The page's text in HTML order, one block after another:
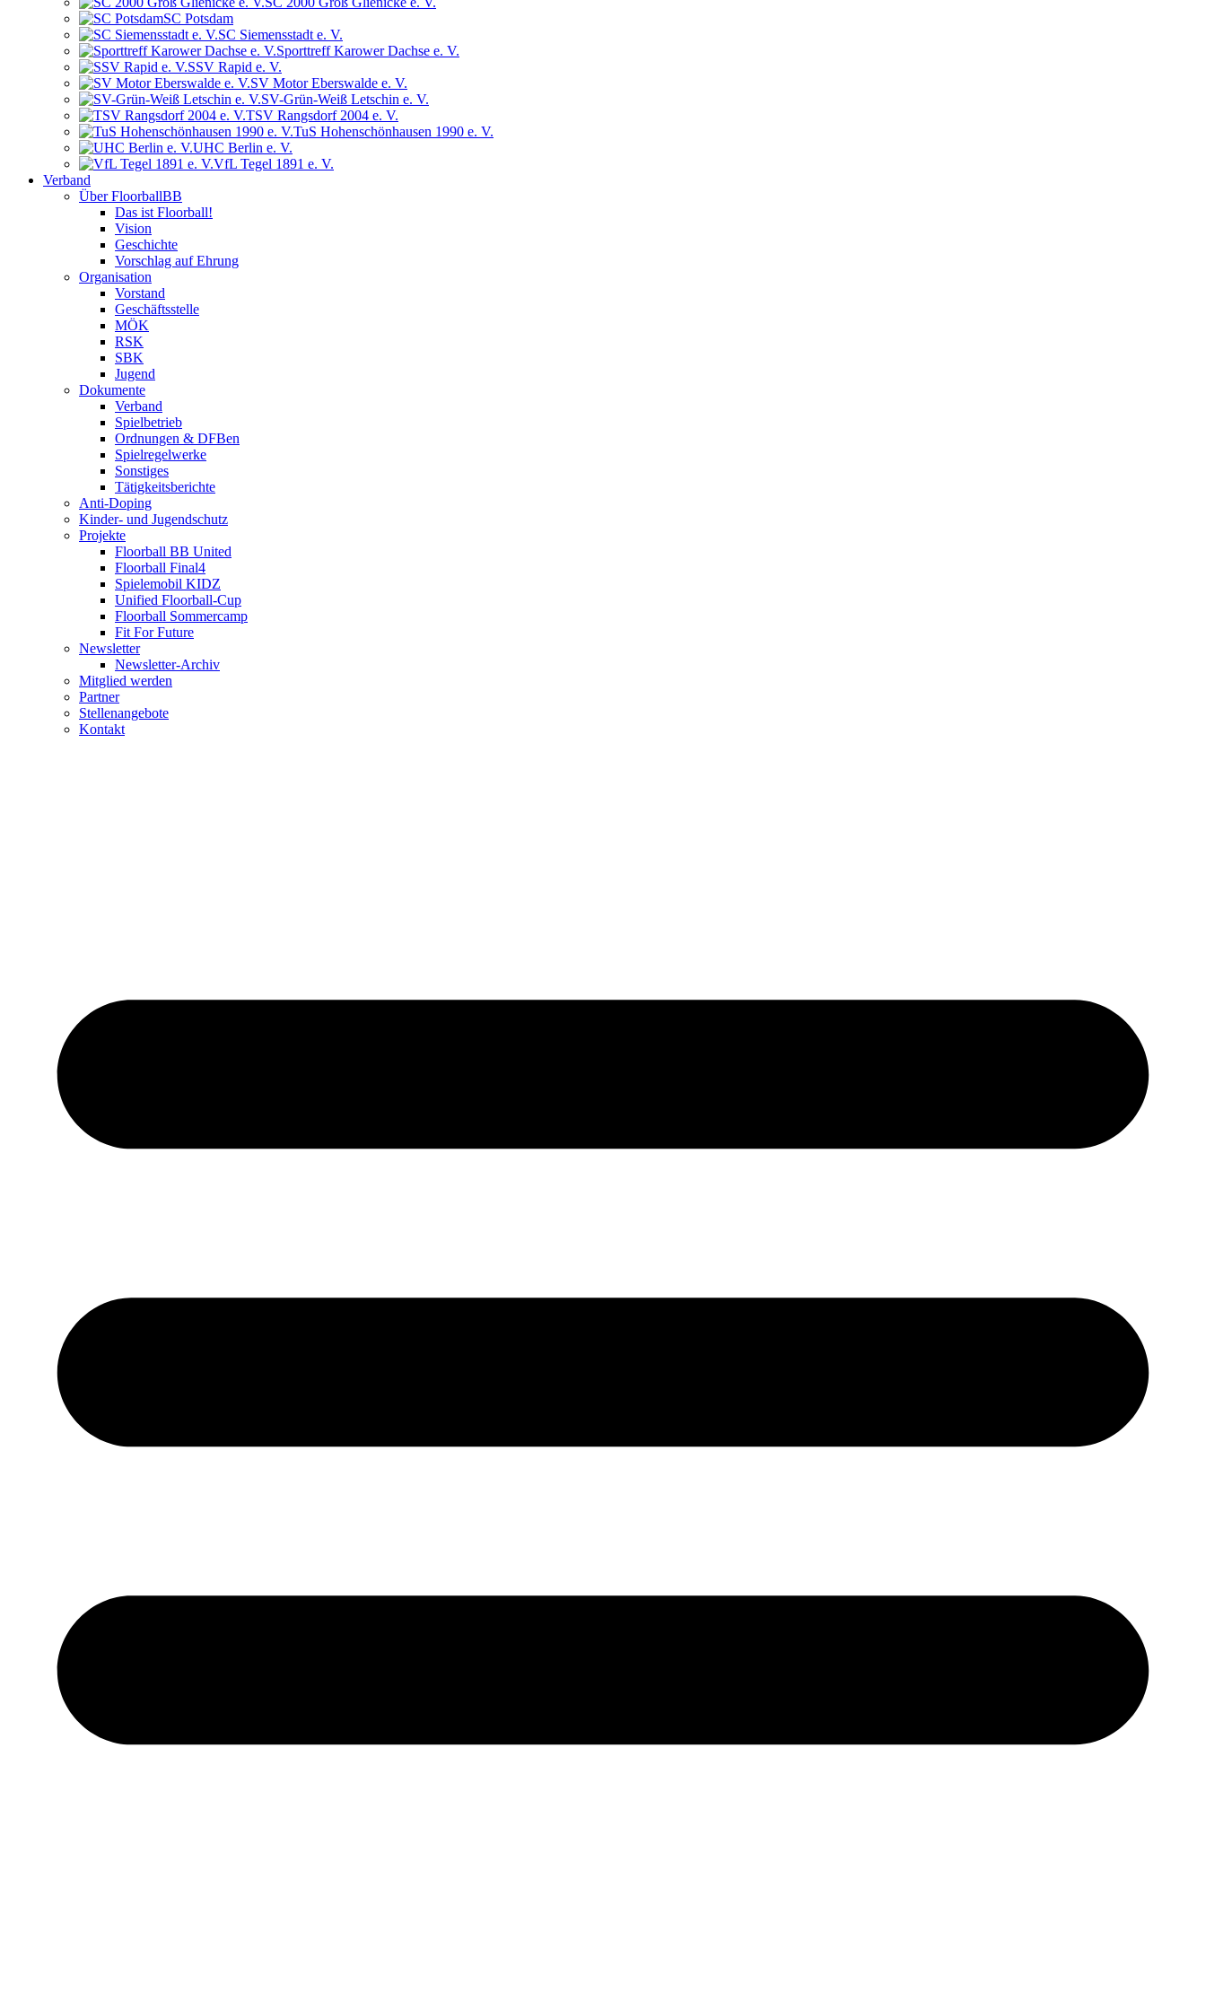
SC Potsdam
SC Siemensstadt e. V.
Sporttreff Karower Dachse e. V.
SSV Rapid e. V.
SV Motor Eberswalde e. V.
SV-Grün-Weiß Letschin e. V.
TSV Rangsdorf 2004 e. V.
TuS Hohenschönhausen 1990 e. V.
UHC Berlin e. V.
VfL Tegel 1891 e. V.
Verband
Über FloorballBB
Das ist Floorball!
Vision
Geschichte
Vorschlag auf Ehrung
Organisation
Vorstand
Geschäftsstelle
MÖK
RSK
SBK
Jugend
Dokumente
Verband
Spielbetrieb
Ordnungen & DFBen
Spielregelwerke
Sonstiges
Tätigkeitsberichte
Anti-Doping
Kinder- und Jugendschutz
Projekte
Floorball BB United
Floorball Final4
Spielemobil KIDZ
Unified Floorball-Cup
Floorball Sommercamp
Fit For Future
Newsletter
Newsletter-Archiv
Mitglied werden
Partner
Stellenangebote
Kontakt